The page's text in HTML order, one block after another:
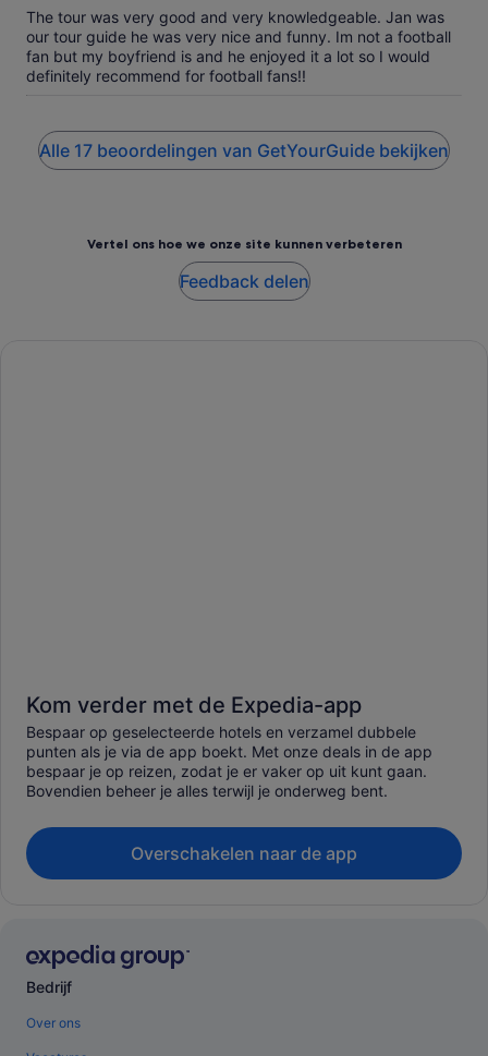
The tour was very good and very knowledgeable. Jan was
our tour guide he was very nice and funny. Im not a football
fan but my boyfriend is and he enjoyed it a lot so I would
definitely recommend for football fans!!
Alle 17 beoordelingen van GetYourGuide bekijken
Vertel ons hoe we onze site kunnen verbeteren
Feedback delen
Kom verder met de Expedia-app
Bespaar op geselecteerde hotels en verzamel dubbele
punten als je via de app boekt. Met onze deals in de app
bespaar je op reizen, zodat je er vaker op uit kunt gaan.
Bovendien beheer je alles terwijl je onderweg bent.
Overschakelen naar de app
Bedrijf
Over ons